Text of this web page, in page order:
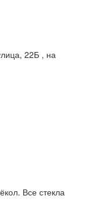
22Б , на
Все стекла